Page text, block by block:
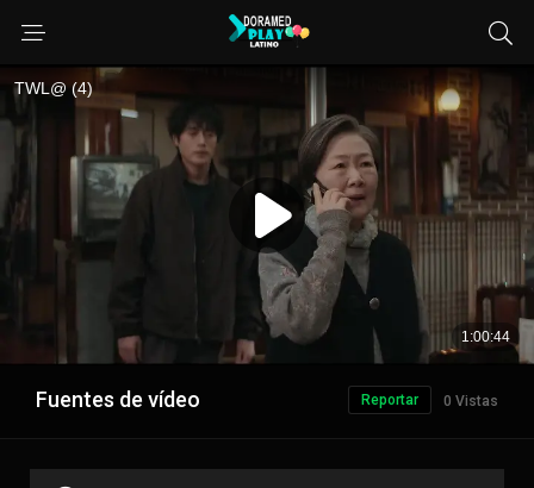
Fuentes de vídeo 0 Vistas
Reportar